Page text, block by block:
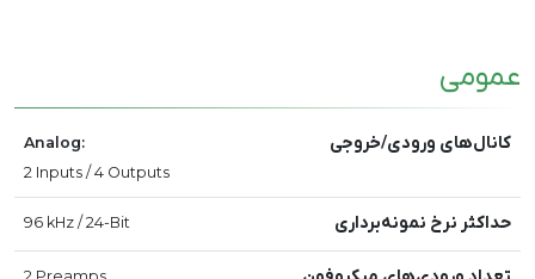
عمومی
کانال‌های ورودی/خروجی
Analog:
2 Inputs / 4 Outputs
حداکثر نرخ نمونه‌برداری 96 kHz / 24-Bit